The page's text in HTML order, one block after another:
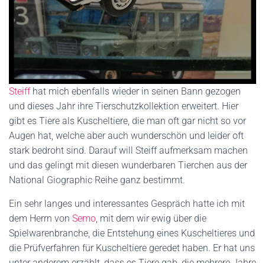
Steiff hat mich ebenfalls wieder in seinen Bann gezogen
und dieses Jahr ihre Tierschutzkollektion erweitert. Hier
gibt es Tiere als Kuscheltiere, die man oft gar nicht so vor
Augen hat, welche aber auch wunderschön und leider oft
stark bedroht sind. Darauf will Steiff aufmerksam machen
und das gelingt mit diesen wunderbaren Tierchen aus der
National Giographic Reihe ganz bestimmt.
Ein sehr langes und interessantes Gespräch hatte ich mit
dem Herrn von Semo, mit dem wir ewig über die
Spielwarenbranche, die Entstehung eines Kuscheltieres und
die Prüfverfahren für Kuscheltiere geredet haben. Er hat uns